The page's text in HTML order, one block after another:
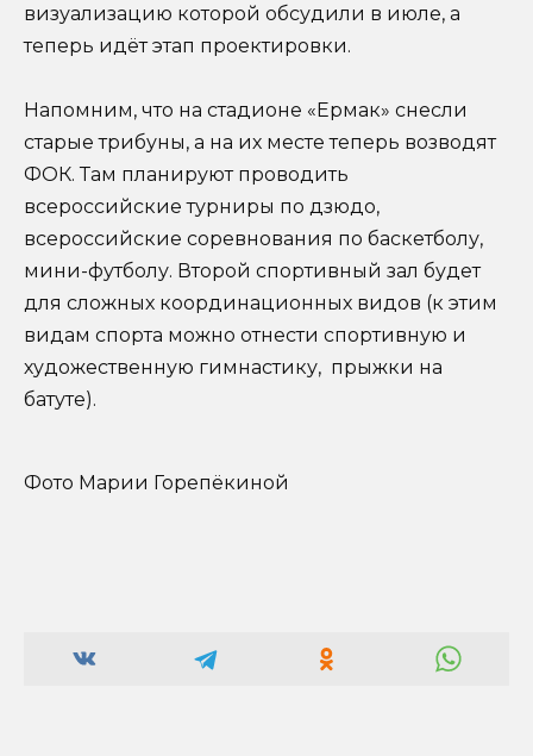
визуализацию которой обсудили в июле, а
теперь идёт этап проектировки.
Напомним, что на стадионе «Ермак» снесли
старые трибуны, а на их месте теперь возводят
ФОК. Там планируют проводить
всероссийские турниры по дзюдо,
всероссийские соревнования по баскетболу,
мини-футболу. Второй спортивный зал будет
для сложных координационных видов (к этим
видам спорта можно отнести спортивную и
художественную гимнастику, прыжки на
батуте).
Фото Марии Горепёкиной